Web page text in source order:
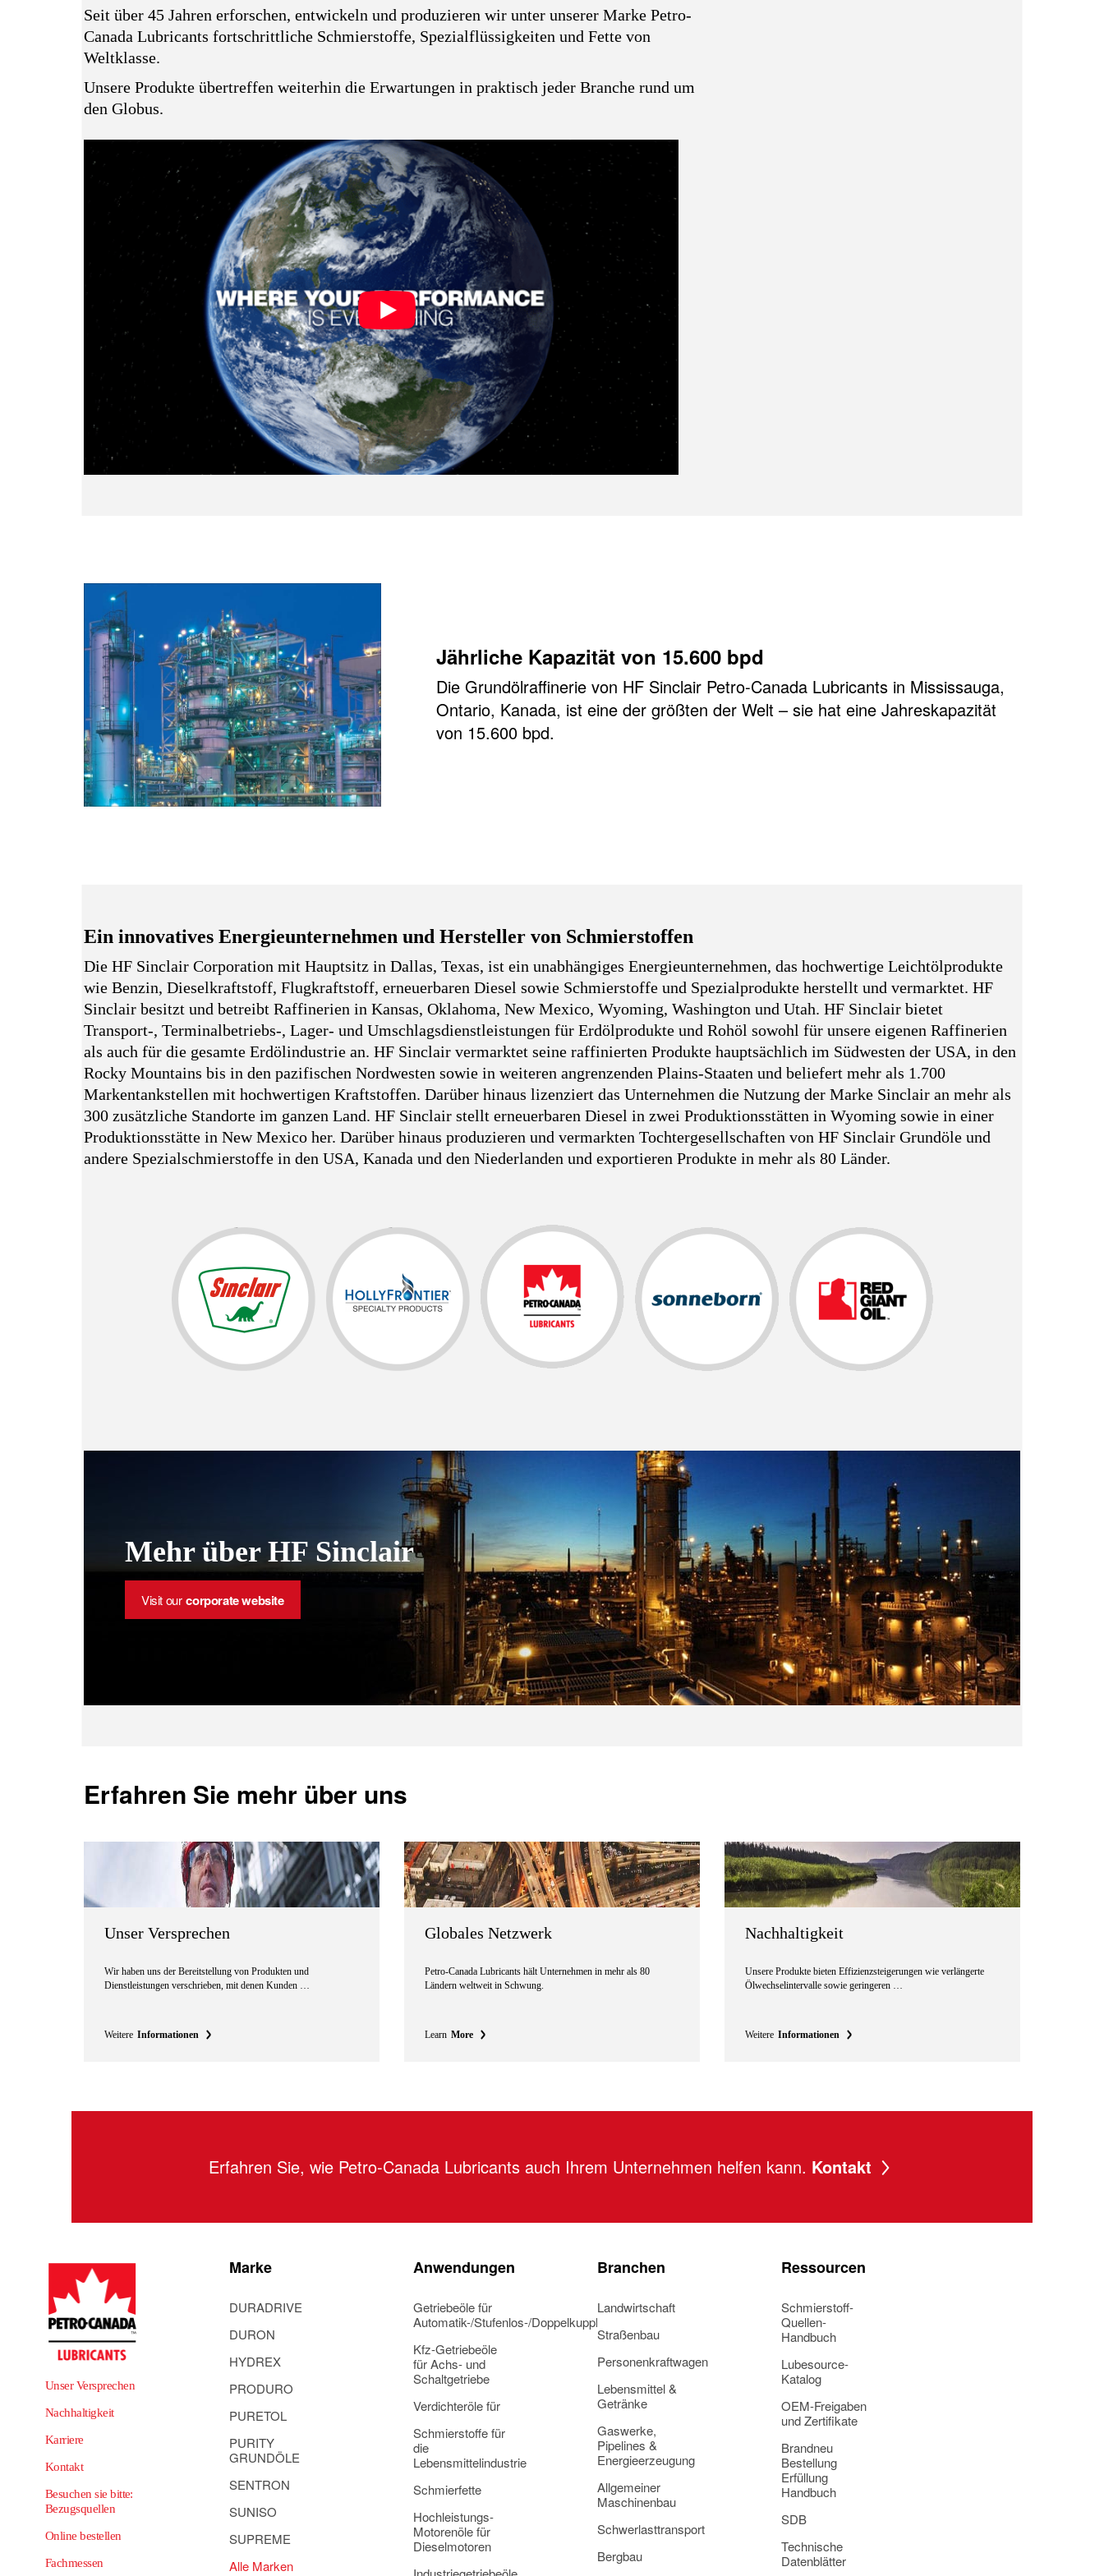
Seit über 45 Jahren erforschen, entwickeln und produzieren wir unter unserer Marke Petro-
Canada Lubricants fortschrittliche Schmierstoffe, Spezialflüssigkeiten und Fette von
Weltklasse.
Unsere Produkte übertreffen weiterhin die Erwartungen in praktisch jeder Branche rund um
den Globus.
Jährliche Kapazität von 15.600 bpd
Die Grundölraffinerie von HF Sinclair Petro-Canada Lubricants in Mississauga,
Ontario, Kanada, ist eine der größten der Welt – sie hat eine Jahreskapazität
von 15.600 bpd.
Ein innovatives Energieunternehmen und Hersteller von Schmierstoffen
Die HF Sinclair Corporation mit Hauptsitz in Dallas, Texas, ist ein unabhängiges Energieunternehmen, das hochwertige Leichtölprodukte
wie Benzin, Dieselkraftstoff, Flugkraftstoff, erneuerbaren Diesel sowie Schmierstoffe und Spezialprodukte herstellt und vermarktet. HF
Sinclair besitzt und betreibt Raffinerien in Kansas, Oklahoma, New Mexico, Wyoming, Washington und Utah. HF Sinclair bietet
Transport-, Terminalbetriebs-, Lager- und Umschlagsdienstleistungen für Erdölprodukte und Rohöl sowohl für unsere eigenen Raffinerien
als auch für die gesamte Erdölindustrie an. HF Sinclair vermarktet seine raffinierten Produkte hauptsächlich im Südwesten der USA, in den
Rocky Mountains bis in den pazifischen Nordwesten sowie in weiteren angrenzenden Plains-Staaten und beliefert mehr als 1.700
Markentankstellen mit hochwertigen Kraftstoffen. Darüber hinaus lizenziert das Unternehmen die Nutzung der Marke Sinclair an mehr als
300 zusätzliche Standorte im ganzen Land. HF Sinclair stellt erneuerbaren Diesel in zwei Produktionsstätten in Wyoming sowie in einer
Produktionsstätte in New Mexico her. Darüber hinaus produzieren und vermarkten Tochtergesellschaften von HF Sinclair Grundöle und
andere Spezialschmierstoffe in den USA, Kanada und den Niederlanden und exportieren Produkte in mehr als 80 Länder.
Mehr über HF Sinclair
Visit our corporate website
Erfahren Sie mehr über uns
Unser Versprechen
Wir haben uns der Bereitstellung von Produkten und
Dienstleistungen verschrieben, mit denen Kunden …
Weitere Informationen
Globales Netzwerk
Petro-Canada Lubricants hält Unternehmen in mehr als 80
Ländern weltweit in Schwung.
Learn More
Nachhaltigkeit
Unsere Produkte bieten Effizienzsteigerungen wie verlängerte
Ölwechselintervalle sowie geringeren …
Weitere Informationen
Erfahren Sie, wie Petro-Canada Lubricants auch Ihrem Unternehmen helfen kann. Kontakt
Unser Versprechen
Nachhaltigkeit
Karriere
Kontakt
Besuchen sie bitte:
Bezugsquellen
Online bestellen
Fachmessen
Marke
DURADRIVE
DURON
HYDREX
PRODURO
PURETOL
PURITY
GRUNDÖLE
SENTRON
SUNISO
SUPREME
Alle Marken
Anwendungen
Getriebeöle für
Automatik-/Stufenlos-/Doppelkupplungsgetriebe
Kfz-Getriebeöle
für Achs- und
Schaltgetriebe
Verdichteröle für
Schmierstoffe für
die
Lebensmittelindustrie
Schmierfette
Hochleistungs-
Motorenöle für
Dieselmotoren
Branchen
Landwirtschaft
Straßenbau
Personenkraftwagen
Lebensmittel &
Getränke
Gaswerke,
Pipelines &
Energieerzeugung
Allgemeiner
Maschinenbau
Schwerlasttransport
Bergbau
Ressourcen
Schmierstoff-
Quellen-
Handbuch
Lubesource-
Katalog
OEM-Freigaben
und Zertifikate
Brandneu
Bestellung
Erfüllung
Handbuch
SDB
Technische
Datenblätter